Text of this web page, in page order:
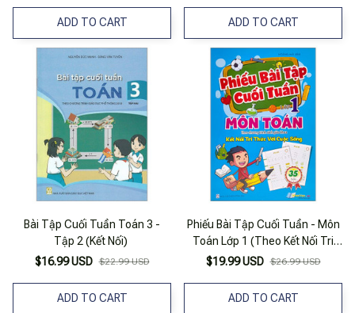
ADD TO CART ADD TO CART
Bài Tập Cuối Tuần Toán 3 -
Tập 2 (Kết Nối)
$16.99 USD $22.99 USD
ADD TO CART
Phiếu Bài Tập Cuối Tuần - Môn
Toán Lớp 1 (Theo Kết Nối Tri
Thức Với Cuộc Sống)
$19.99 USD $26.99 USD
ADD TO CART